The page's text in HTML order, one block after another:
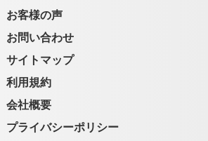
お客様の声
お問い合わせ
サイトマップ
利用規約
会社概要
プライバシーポリシー